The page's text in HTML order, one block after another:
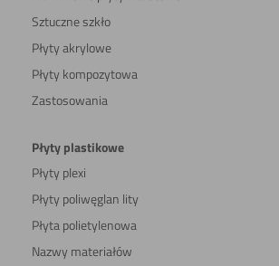
Sztuczne szkło
Płyty akrylowe
Płyty kompozytowa
Zastosowania
Płyty plastikowe
Płyty plexi
Płyty poliwęglan lity
Płyta polietylenowa
Nazwy materiałów